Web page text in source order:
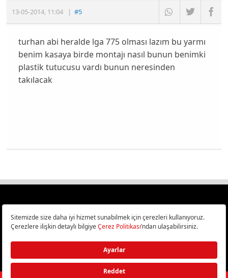
13-05-2014, 11:04 |#5
turhan abi heralde lga 775 olması lazım bu yarmı
benim kasaya birde montajı nasıl bunun benimki
plastik tutucusu vardı bunun neresinden
takılacak
Türkiye
Bilişim ve Teknoloji Haberleri CHIP Online’da!